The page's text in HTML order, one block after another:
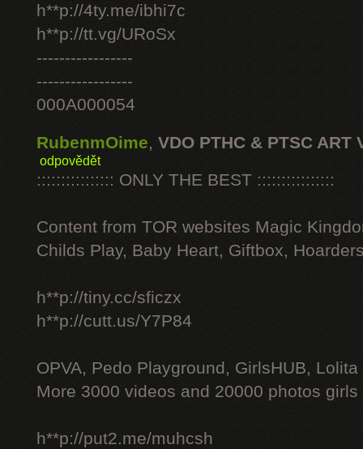
h**p://4ty.me/ibhi7c
h**p://tt.vg/URoSx
-----------------
-----------------
000A000054
RubenmOime, VDO PTHC & PTSC ART
odpovědět
:::::::::::::::: ONLY THE BEST ::::::::::::::::
Content from TOR websites Magic
Childs Play, Baby Heart, Giftbox,
h**p://tiny.cc/sficzx
h**p://cutt.us/Y7P84
OPVA, Pedo Playground, GirlsHUB, Lolita
More 3000 videos and 20000 photos
h**p://put2.me/muhcsh